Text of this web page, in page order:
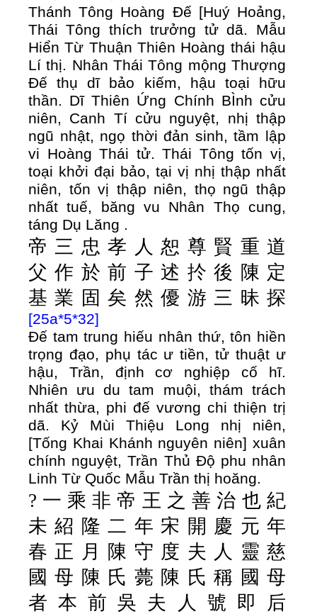
Thánh Tông Hoàng Đế [Huý Hoảng,
Thái Tông thích trưởng tử dã. Mẫu
Hiển Từ Thuận Thiên Hoàng thái hậu
Lí thị. Nhân Thái Tông mộng Thượng
Đế thụ dĩ bảo kiếm, hậu toại hữu
thần. Dĩ Thiên Ứng Chính BÌnh cửu
niên, Canh Tí cửu nguyệt, nhị thập
ngũ nhật, ngọ thời đản sinh, tầm lập
vi Hoàng Thái tử. Thái Tông tốn vị,
toại khởi đại bảo, tại vị nhị thập nhất
niên, tốn vị thập niên, thọ ngũ thập
nhất tuế, băng vu Nhân Thọ cung,
táng Dụ Lăng .
帝 三 忠孝 人 恕 尊 賢 重道
父作 於前 子 述 扵後 陳 定
基業 固矣 然優 游 三 昧探
[25a*5*32]
Đế tam trung hiếu nhân thứ, tôn hiền
trọng đạo, phụ tác ư tiền, tử thuật ư
hậu, Trần, định cơ nghiệp cố hĩ.
Nhiên ưu du tam muội, thám trách
nhất thừa, phi đế vương chi thiện trị
dã. Kỷ Mùi Thiệu Long nhị niên,
[Tống Khai Khánh nguyên niên] xuân
chính nguyệt, Trần Thủ Độ phu nhân
Linh Từ Quốc Mẫu Trần thị hoăng.
? 一 乘非 帝 王 之善治 也紀
未紹 隆二 年宋 開 慶 元年
春 正 月 陳 守 度 夫 人 靈慈
國母 陳 氏 薨 陳 氏稱 國母
者本前吳 夫 人 號 即 后